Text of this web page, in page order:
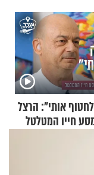
אותי": הרצל
חייו המטלטל